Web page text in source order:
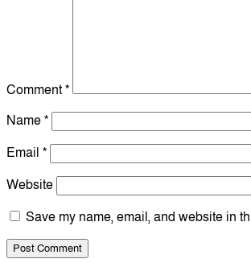
Comment*
Name*
Email *
Website
Save my name, email, and website in